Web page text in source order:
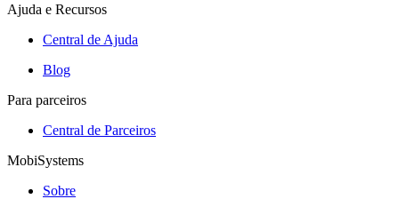
Ajuda e Recursos
Central de Ajuda
Blog
Para parceiros
Central de Parceiros
MobiSystems
Sobre